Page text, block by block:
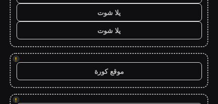
يلا شوت
يلا شوت
!
موقع كورة
!